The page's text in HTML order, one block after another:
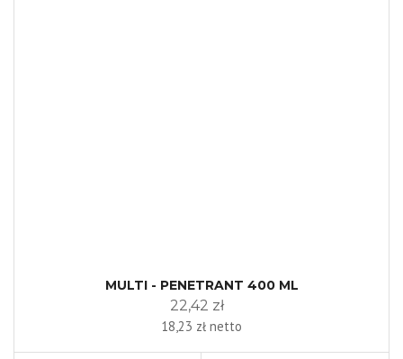
MULTI - PENETRANT 400 ML
22,42 zł
18,23 zł netto